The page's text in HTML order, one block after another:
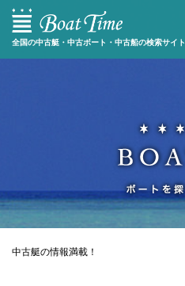
全国の中古艇・中古ボート・中古船の検索サイト
中古艇の情報満載！